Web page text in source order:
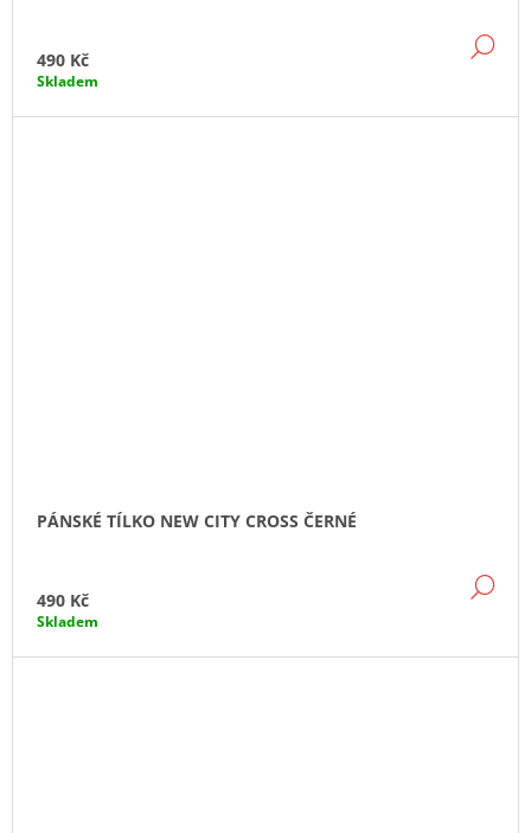
490 Kč
Skladem
PÁNSKÉ TÍLKO NEW CITY CROSS ČERNÉ
490 Kč
Skladem